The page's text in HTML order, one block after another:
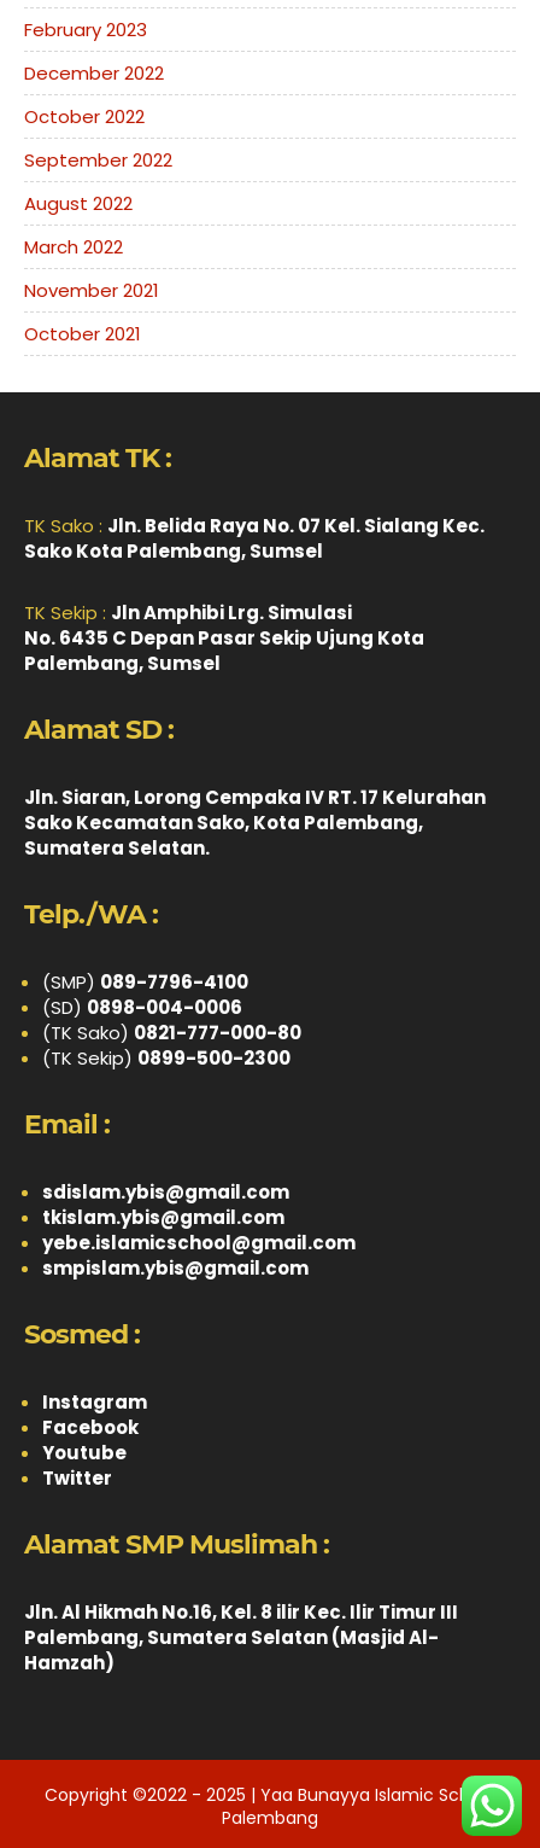
February 2023
December 2022
October 2022
September 2022
August 2022
March 2022
November 2021
October 2021
Alamat TK :
TK Sako : Jln. Belida Raya No. 07 Kel. Sialang Kec.
Sako Kota Palembang, Sumsel
TK Sekip : Jln Amphibi Lrg. Simulasi
No. 6435 C Depan Pasar Sekip Ujung Kota
Palembang, Sumsel
Alamat SD :
Jln. Siaran, Lorong Cempaka IV RT. 17 Kelurahan
Sako Kecamatan Sako, Kota Palembang,
Sumatera Selatan.
Telp./WA :
(SMP) 089-7796-4100
(SD) 0898-004-0006
(TK Sako) 0821-777-000-80
(TK Sekip) 0899-500-2300
Email :
sdislam.ybis@gmail.com
tkislam.ybis@gmail.com
yebe.islamicschool@gmail.com
smpislam.ybis@gmail.com
Sosmed :
Instagram
Facebook
Youtube
Twitter
Alamat SMP Muslimah :
Jln. Al Hikmah No.16, Kel. 8 ilir Kec. Ilir Timur III
Palembang, Sumatera Selatan (Masjid Al-
Hamzah)
Copyright ©2022 - 2025 | Yaa Bunayya Islamic School
Palembang